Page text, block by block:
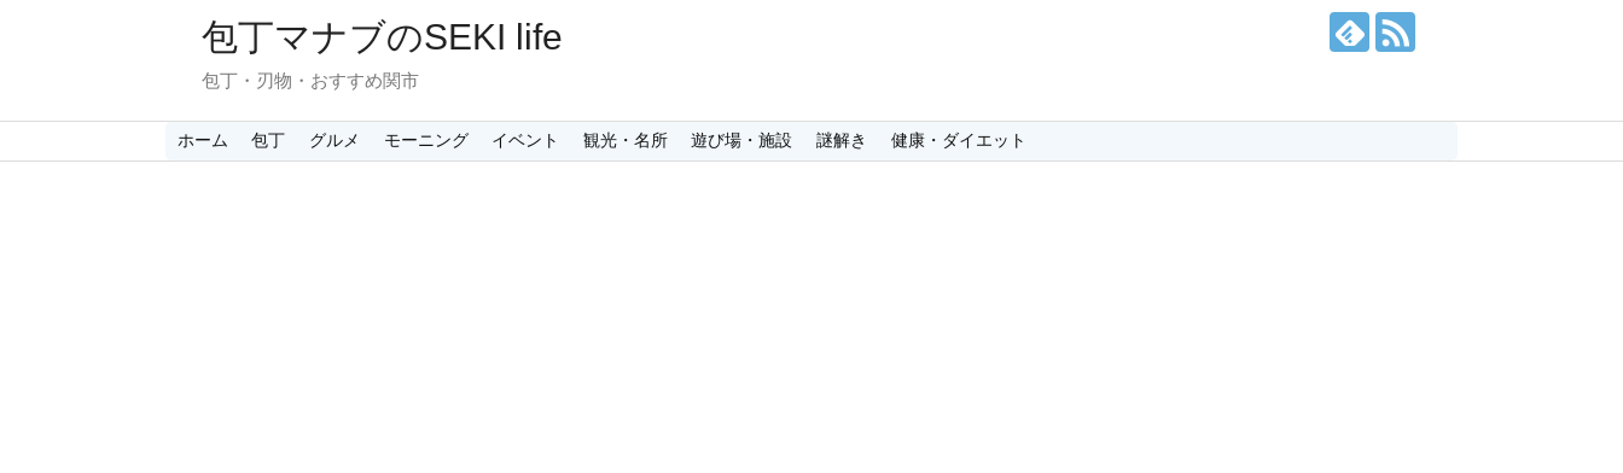
包丁マナブのSEKI life
包丁・刃物・おすすめ関市
ホーム 包丁 グルメ モーニング イベント 観光・名所 遊び場・施設 謎解き 健康・ダイエット